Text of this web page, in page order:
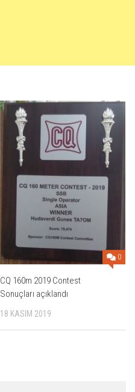
0
CQ 160m 2019 Contest
Sonuçları açıklandı
18 KASIM 2019